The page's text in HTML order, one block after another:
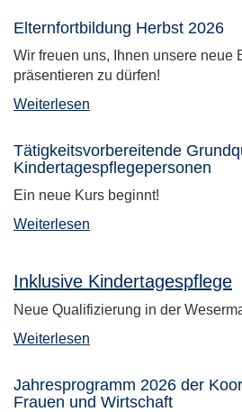
Elternfortbildung Herbst 2026
Wir freuen uns, Ihnen unsere neue
präsentieren zu dürfen!
Weiterlesen
Tätigkeitsvorbereitende
Kindertagespflegepersonen
Ein neue Kurs beginnt!
Weiterlesen
Inklusive Kindertagespflege
Neue Qualifizierung in der
Weiterlesen
Jahresprogramm 2026 der
Frauen und Wirtschaft